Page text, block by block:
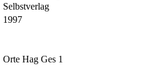
Selbstverlag
1997
Orte Hag Ges 1